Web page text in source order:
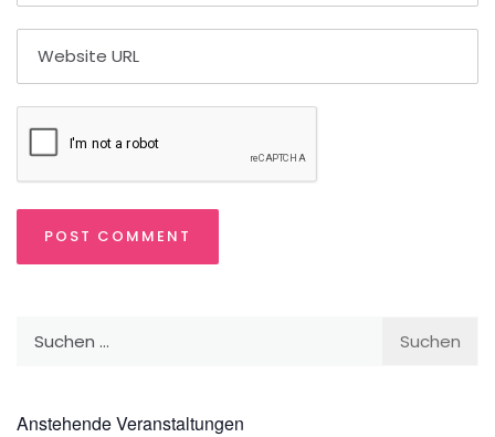
Anstehende Veranstaltungen